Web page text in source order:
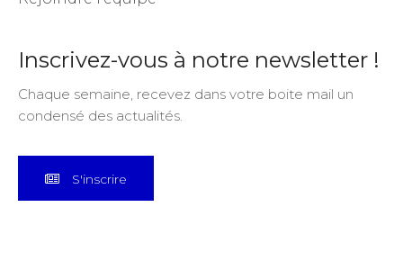
Inscrivez-vous à notre newsletter !
Chaque semaine, recevez dans votre boite mail un
condensé des actualités.
S'inscrire